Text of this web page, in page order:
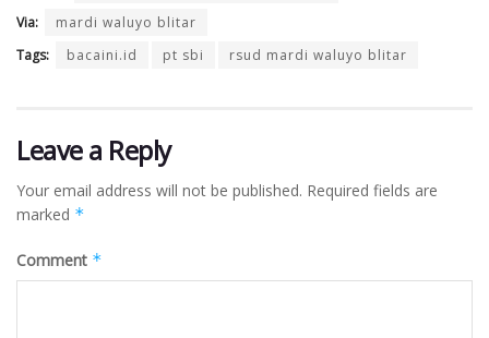
Via:
mardi waluyo blitar
Tags:
bacaini.id pt sbi rsud mardi waluyo blitar
Leave a Reply
Your email address will not be published. Required fields are
marked *
Comment *